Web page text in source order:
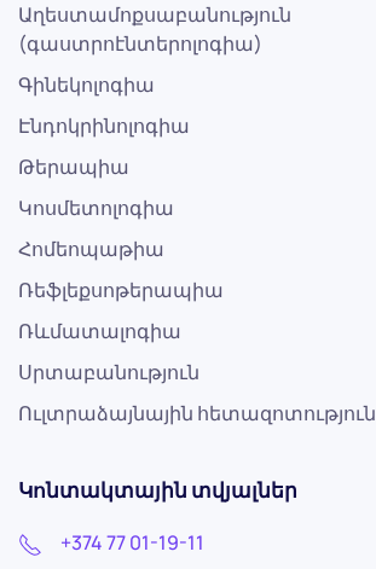
Աղեստամոքսաբանություն
(գաստրոէնտերոլոգիա)
Գինեկոլոգիա
Էնդոկրինոլոգիա
Թերապիա
Կոսմետոլոգիա
Հոմեոպաթիա
Ռեֆլեքսոթերապիա
Ռևմատալոգիա
Սրտաբանություն
Ուլտրաձայնային հետազոտություն
Կոնտակտային տվյալներ
+374 77 01-19-11